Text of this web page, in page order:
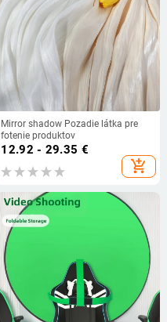
Mirror shadow Pozadie látka pre
fotenie produktov
12.92 - 29.35 €
add_shopping_cart